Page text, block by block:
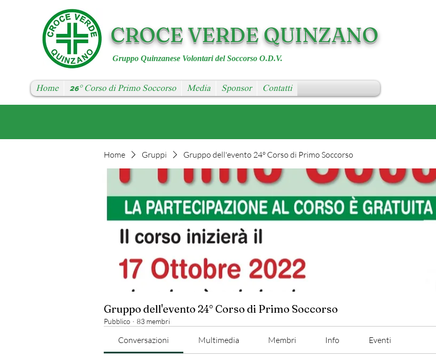
CROCE VERDE QUINZANO
Gruppo Quinzanese Volontari del Soccorso O.D.V.
Home 26° Corso di Primo Soccorso Media Sponsor Contatti
Home Gruppi Gruppo dell'evento 24° Corso di Primo Soccorso
Gruppo dell'evento 24° Corso di Primo Soccorso
Pubblico · 83 membri
Conversazioni Multimedia Membri Info Eventi